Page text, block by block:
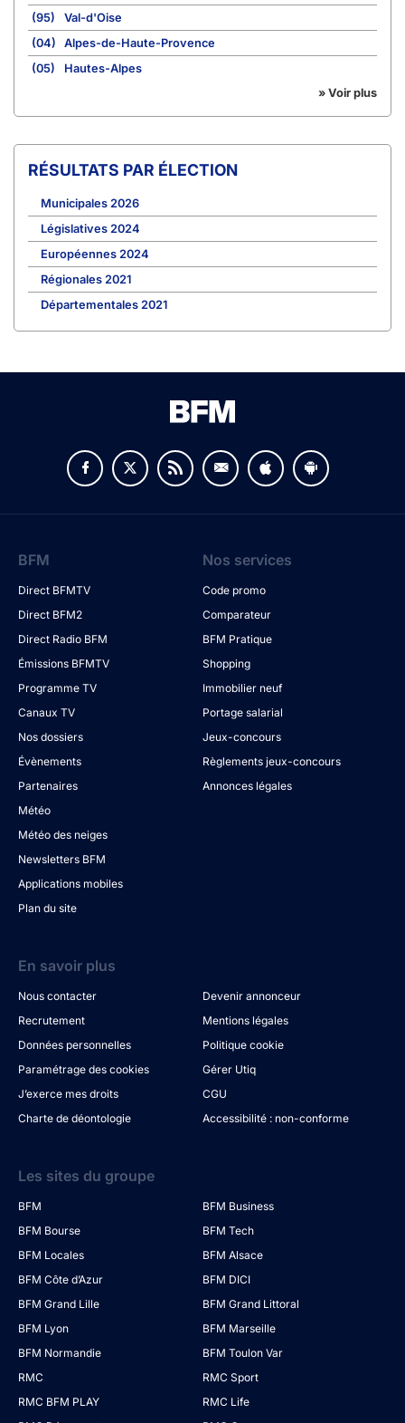
(95)
Val-d'Oise
(04)
Alpes-de-Haute-Provence
(05)
Hautes-Alpes
» Voir plus
RÉSULTATS PAR ÉLECTION
Municipales 2026
Législatives 2024
Européennes 2024
Régionales 2021
Départementales 2021
BFM
Direct BFMTV
Direct BFM2
Direct Radio BFM
Émissions BFMTV
Programme TV
Canaux TV
Nos dossiers
Évènements
Partenaires
Météo
Météo des neiges
Newsletters BFM
Applications mobiles
Plan du site
Nos services
Code promo
Comparateur
BFM Pratique
Shopping
Immobilier neuf
Portage salarial
Jeux-concours
Règlements jeux-concours
Annonces légales
En savoir plus
Nous contacter
Devenir annonceur
Recrutement
Mentions légales
Données personnelles
Politique cookie
Paramétrage des cookies
Gérer Utiq
J’exerce mes droits
CGU
Charte de déontologie
Accessibilité : non-conforme
Les sites du groupe
BFM
BFM Business
BFM Bourse
BFM Tech
BFM Locales
BFM Alsace
BFM Côte d’Azur
BFM DICI
BFM Grand Lille
BFM Grand Littoral
BFM Lyon
BFM Marseille
BFM Normandie
BFM Toulon Var
RMC
RMC Sport
RMC BFM PLAY
RMC Life